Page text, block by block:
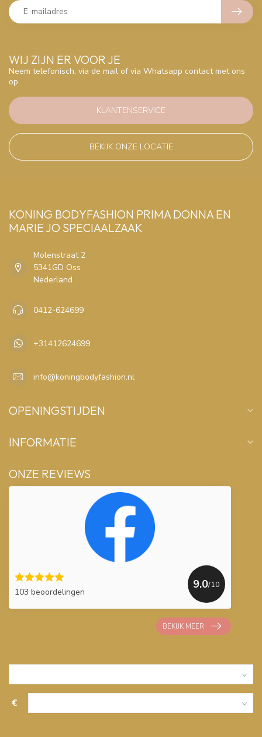
WIJ ZIJN ER VOOR JE
Neem telefonisch, via de mail of via Whatsapp contact met ons
op
KLANTENSERVICE
BEKIJK ONZE LOCATIE
KONING BODYFASHION PRIMA DONNA EN
MARIE JO SPECIAALZAAK
Molenstraat 2
5341GD Oss
Nederland
0412-624699
+31412624699
info@koningbodyfashion.nl
OPENINGSTIJDEN
INFORMATIE
ONZE REVIEWS
103 beoordelingen
9.0/10
BEKIJK MEER
€